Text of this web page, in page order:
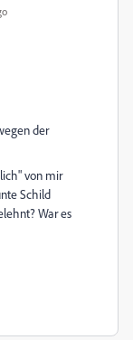
der
von mir
Schild
War es